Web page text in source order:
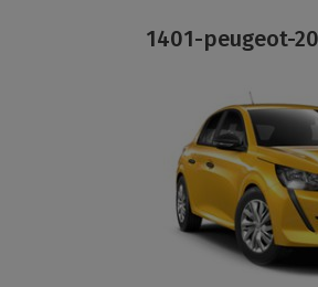
1401-peugeot-